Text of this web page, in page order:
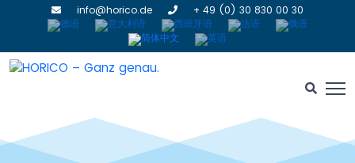
info@horico.de + 49 (0) 30 830 00 30